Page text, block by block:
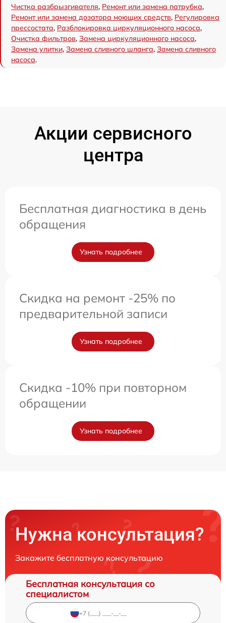
Чистка разбрызгивателя, Ремонт или замена патрубка,
Ремонт или замена дозатора моющих средств, Регулировка
прессостата, Разблокировка циркуляционного насоса,
Очистка фильтров, Замена циркуляционного насоса,
Замена улитки, Замена сливного шланга, Замена сливного
насоса.
Акции сервисного
центра
Бесплатная диагностика в день
обращения
Узнать подробнее
Скидка на ремонт -25% по
предварительной записи
Узнать подробнее
Скидка -10% при повторном
обращении
Узнать подробнее
Нужна консультация?
Закажите бесплатную консультацию
Бесплатная консультация со
специалистом